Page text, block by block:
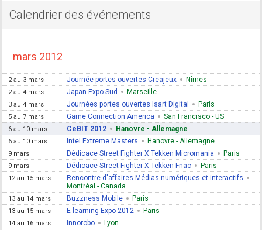
Calendrier des événements
mars 2012
2 au 3 mars Journée portes ouvertes Creajeux Nîmes
2 au 4 mars Japan Expo Sud Marseille
3 au 4 mars Journées portes ouvertes Isart Digital Paris
5 au 7 mars Game Connection America San Francisco - US
6 au 10 mars CeBIT 2012 Hanovre - Allemagne
6 au 10 mars Intel Extreme Masters Hanovre - Allemagne
9 mars Dédicace Street Fighter X Tekken Micromania Paris
9 mars Dédicace Street Fighter X Tekken Fnac Paris
12 au 15 mars
Rencontre d'affaires Médias numériques et interactifs
Montréal - Canada
13 au 14 mars Buzzness Mobile Paris
13 au 15 mars E-learning Expo 2012 Paris
14 au 16 mars Innorobo Lyon